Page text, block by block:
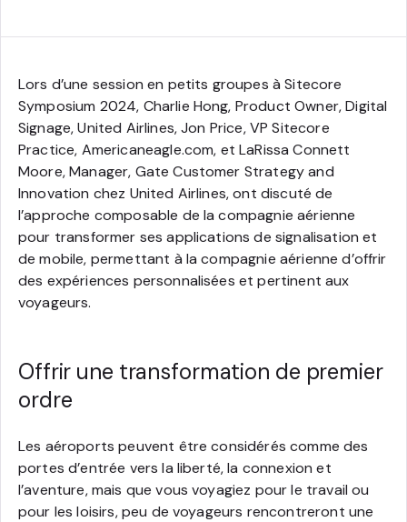
Lors d’une session en petits groupes à Sitecore
Symposium 2024, Charlie Hong, Product Owner, Digital
Signage, United Airlines, Jon Price, VP Sitecore
Practice, Americaneagle.com, et LaRissa Connett
Moore, Manager, Gate Customer Strategy and
Innovation chez United Airlines, ont discuté de
l’approche composable de la compagnie aérienne
pour transformer ses applications de signalisation et
de mobile, permettant à la compagnie aérienne d’offrir
des expériences personnalisées et pertinent aux
voyageurs.
Offrir une transformation de premier
ordre
Les aéroports peuvent être considérés comme des
portes d’entrée vers la liberté, la connexion et
l’aventure, mais que vous voyagiez pour le travail ou
pour les loisirs, peu de voyageurs rencontreront une